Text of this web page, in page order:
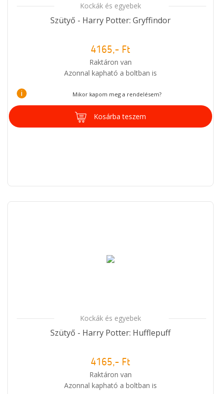
Kockák és egyebek
Szütyő - Harry Potter: Gryffindor
4165,- Ft
Raktáron van
Azonnal kapható a boltban is
i Mikor kapom meg a rendelésem?
Kosárba teszem
Kockák és egyebek
Szütyő - Harry Potter: Hufflepuff
4165,- Ft
Raktáron van
Azonnal kapható a boltban is